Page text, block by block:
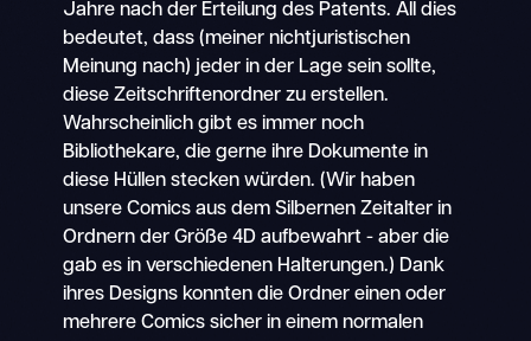
Jahre nach der Erteilung des Patents. All dies
bedeutet, dass (meiner nichtjuristischen
Meinung nach) jeder in der Lage sein sollte,
diese Zeitschriftenordner zu erstellen.
Wahrscheinlich gibt es immer noch
Bibliothekare, die gerne ihre Dokumente in
diese Hüllen stecken würden. (Wir haben
unsere Comics aus dem Silbernen Zeitalter in
Ordnern der Größe 4D aufbewahrt - aber die
gab es in verschiedenen Halterungen.) Dank
ihres Designs konnten die Ordner einen oder
mehrere Comics sicher in einem normalen